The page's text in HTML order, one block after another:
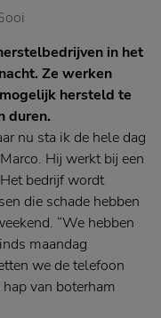
in het
Ze werken
hersteld te
duren.
nu sta ik de hele dag
Hij werkt bij een
bedrijf wordt
die schade hebben
“We hebben
maandag
we de telefoon
van boterham